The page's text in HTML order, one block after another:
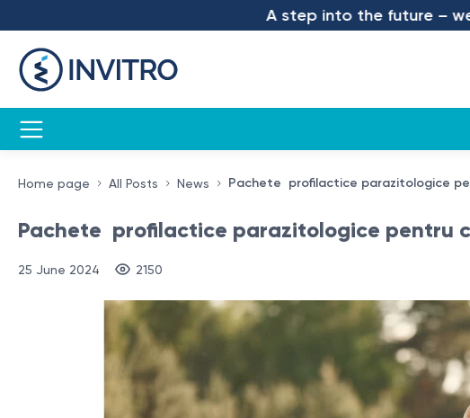
A step into the future – we
Home page All Posts News Pachete profilactice parazitologice
Pachete profilactice parazitologice pentru
25 June 2024 2150